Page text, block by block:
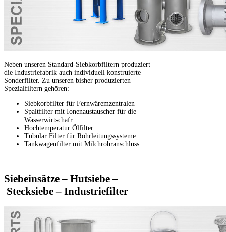
Neben unseren Standard-Siebkorbfiltern produziert
die Industriefabrik auch individuell konstruierte
Sonderfilter. Zu unseren bisher produzierten
Spezialfiltern gehören:
Siebkorbfilter für Fernwäremzentralen
Spaltfilter mit Ionenaustauscher für die
Wasserwirtschafr
Hochtemperatur Ölfilter
Tubular Filter für Rohrleitungssysteme
Tankwagenfilter mit Milchrohranschluss
Siebeinsätze – Hutsiebe –
Stecksiebe – Industriefilter